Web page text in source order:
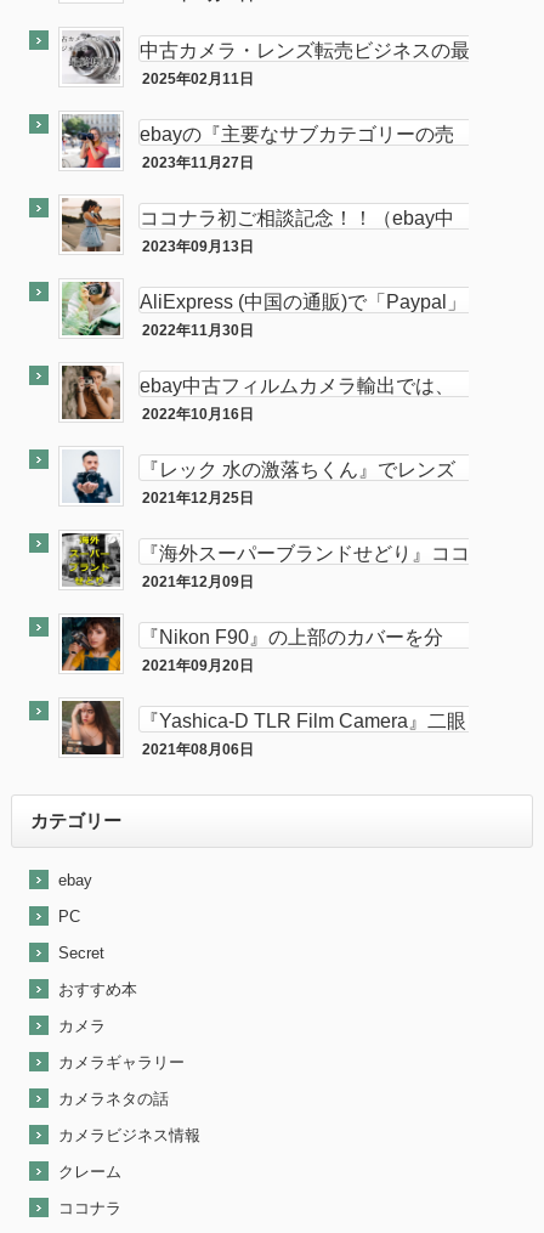
中古カメラ・レンズ転売ビジネスの最
終奥義教えます…を販売開始し数ヶ月
2025年02月11日
ebayの『主要なサブカテゴリーの売
れ筋』がカメラである件
2023年11月27日
ココナラ初ご相談記念！！（ebay中
古フィルムカメラ輸出の相談をお受け
2023年09月13日
AliExpress (中国の通販)で「Paypal」
使って買い物してみた
2022年11月30日
ebay中古フィルムカメラ輸出では、
意外と「二眼カメラ」がオススメ…か
2022年10月16日
『レック 水の激落ちくん』でレンズ
のカビが簡単に落とせてふき取りも超
2021年12月25日
『海外スーパーブランドせどり』ココ
ナラに出品致しました。
2021年12月09日
『Nikon F90』の上部のカバーを分
解・修理してみた。
2021年09月20日
『Yashica-D TLR Film Camera』二眼
カメラが売れました。
2021年08月06日
カテゴリー
ebay
PC
Secret
おすすめ本
カメラ
カメラギャラリー
カメラネタの話
カメラビジネス情報
クレーム
ココナラ